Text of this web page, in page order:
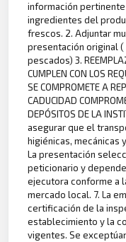
información
ingredientes del
frescos. 2. Adjuntar
presentación original
pescados) 3.
CUMPLEN CON LOS
SE COMPROMETE A
CADUCIDAD
DEPÓSITOS DE LA
asegurar que el
higiénicas, mecánicas
La presentación
peticionario y
ejecutora conforme a
mercado local. 7. La
certificación de la
establecimiento y la
vigentes. Se